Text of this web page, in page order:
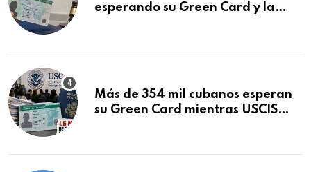
esperando su Green Card y la
Más de 354 mil cubanos esperan
su Green Card mientras USCIS